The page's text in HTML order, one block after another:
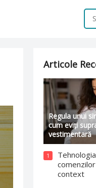
Articole
Regula unui
cum eviți
vestimentară
1
context